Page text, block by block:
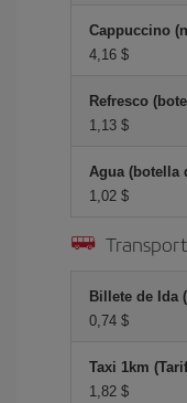
Cappuccino
4,16 $
Refresco
1,13 $
Agua (botella
1,02 $
Billete de Ida
0,74 $
Taxi 1km
1,82 $